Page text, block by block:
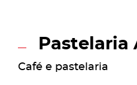
Pastelaria
Café e pastelaria